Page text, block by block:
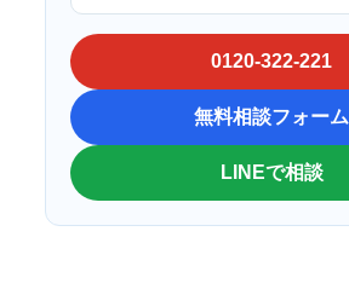
0120-322-221
無料相談フォーム
LINEで相談